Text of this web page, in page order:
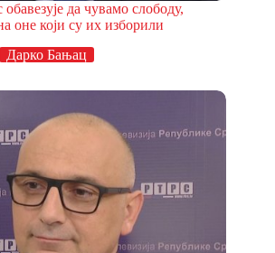
да чувамо слободу,
оне који су их изборили
Дарко Бањац